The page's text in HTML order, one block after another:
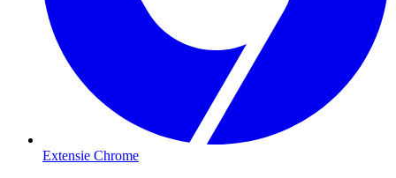
Extensie Chrome